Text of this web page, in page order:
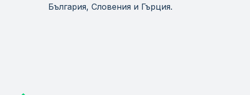
България, Словения и Гърция.